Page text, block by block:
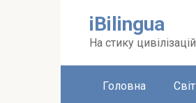
iBilingua
На стику цивілізацій
Головна Світ